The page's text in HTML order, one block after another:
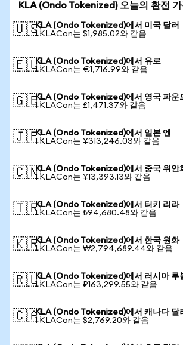
KLA (Ondo Tokenized) 오늘의 환전 가
🇺🇸KLA (Ondo Tokenized)에서 미국 달러
1 KLACon는 $1,985.02와 같음
🇪🇺KLA (Ondo Tokenized)에서 유로
1 KLACon는 €1,716.99와 같음
🇬🇧KLA (Ondo Tokenized)에서 영국 파운
1 KLACon는 £1,471.37와 같음
🇯🇵KLA (Ondo Tokenized)에서 일본 엔
1 KLACon는 ¥313,246.03와 같음
🇨🇳KLA (Ondo Tokenized)에서 중국 위안
1 KLACon는 ¥13,393.13와 같음
🇹🇷KLA (Ondo Tokenized)에서 터키 리라
1 KLACon는 ₺94,680.48와 같음
🇰🇷KLA (Ondo Tokenized)에서 한국 원화
1 KLACon는 ₩2,794,689.44와 같음
🇷🇺KLA (Ondo Tokenized)에서 러시아 루
1 KLACon는 ₽163,299.55와 같음
🇨🇦KLA (Ondo Tokenized)에서 캐나다 달
1 KLACon는 $2,769.20와 같음